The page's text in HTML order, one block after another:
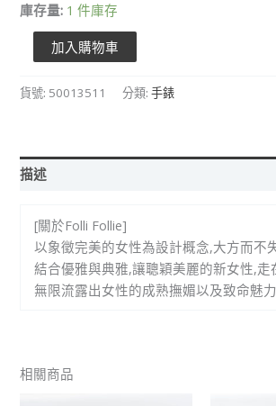
庫存量: 1 件庫存
加入購物車
貨號: 50013511 分類:手錶
描述
[關於Folli Follie]
以象徵完美的女性為設計概念,大方而不
結合優雅與典雅,讓聰穎美麗的新女性,走
無限流露出女性的成熟撫媚以及致命魅力
相關商品